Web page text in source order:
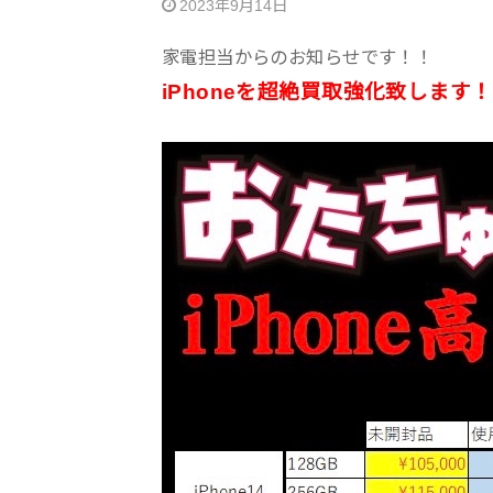
2023年9月14日
家電担当からのお知らせです！！
iPhoneを超絶買取強化致します